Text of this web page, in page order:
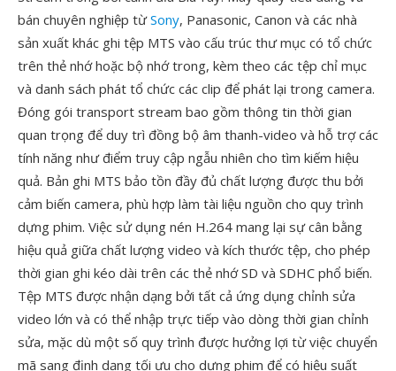
bán chuyên nghiệp từSony, Panasonic, Canon và các nhà
sản xuất khác ghi tệp MTS vào cấu trúc thư mục có tổ chức
trên thẻ nhớ hoặc bộ nhớ trong, kèm theo các tệp chỉ mục
và danh sách phát tổ chức các clip để phát lại trong camera.
Đóng gói transport stream bao gồm thông tin thời gian
quan trọng để duy trì đồng bộ âm thanh-video và hỗ trợ các
tính năng như điểm truy cập ngẫu nhiên cho tìm kiếm hiệu
quả. Bản ghi MTS bảo tồn đầy đủ chất lượng được thu bởi
cảm biến camera, phù hợp làm tài liệu nguồn cho quy trình
dựng phim. Việc sử dụng nén H.264 mang lại sự cân bằng
hiệu quả giữa chất lượng video và kích thước tệp, cho phép
thời gian ghi kéo dài trên các thẻ nhớ SD và SDHC phổ biến.
Tệp MTS được nhận dạng bởi tất cả ứng dụng chỉnh sửa
video lớn và có thể nhập trực tiếp vào dòng thời gian chỉnh
sửa, mặc dù một số quy trình được hưởng lợi từ việc chuyển
mã sang định dạng tối ưu cho dựng phim để có hiệu suất